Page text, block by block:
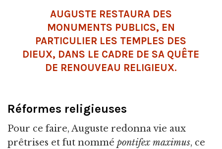
AUGUSTE RESTAURA DES
MONUMENTS PUBLICS, EN
PARTICULIER LES TEMPLES DES
DIEUX, DANS LE CADRE DE SA QUÊTE
DE RENOUVEAU RELIGIEUX.
Réformes religieuses
Pour ce faire, Auguste redonna vie aux
prêtrises et fut nommé pontifex maximus, ce